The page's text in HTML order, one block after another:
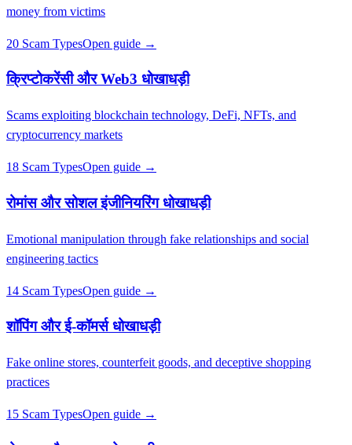
money from victims
20 Scam TypesOpen guide →
क्रिप्टोकरेंसी और Web3 धोखाधड़ी
Scams exploiting blockchain technology, DeFi, NFTs, and
cryptocurrency markets
18 Scam TypesOpen guide →
रोमांस और सोशल इंजीनियरिंग धोखाधड़ी
Emotional manipulation through fake relationships and social
engineering tactics
14 Scam TypesOpen guide →
शॉपिंग और ई-कॉमर्स धोखाधड़ी
Fake online stores, counterfeit goods, and deceptive shopping
practices
15 Scam TypesOpen guide →